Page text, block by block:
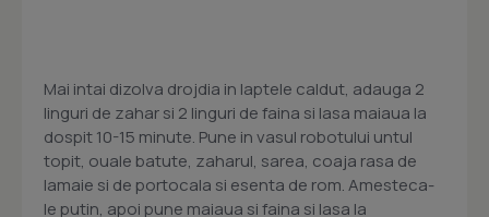
Mai intai dizolva drojdia in laptele caldut, adauga 2
linguri de zahar si 2 linguri de faina si lasa maiaua la
dospit 10-15 minute. Pune in vasul robotului untul
topit, ouale batute, zaharul, sarea, coaja rasa de
lamaie si de portocala si esenta de rom. Amesteca-
le putin, apoi pune maiaua si faina si lasa la